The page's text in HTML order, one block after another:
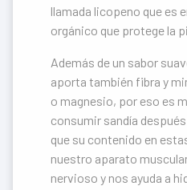
llamada licopeno que es
orgánico que protege la
Además de un sabor
aporta también fibra y
o magnesio, por eso es
consumir sandía
que su contenido en
nuestro aparato
nervioso y nos ayuda a